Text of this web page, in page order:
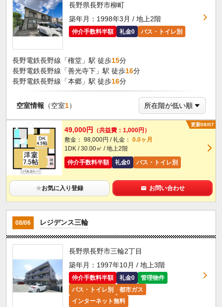
長野県長野市柳町
築年月：1998年3月 / 地上2階
仲介手数料半額 礼金0 バス・トイレ別
長野電鉄長野線「権堂」駅 徒歩15分
長野電鉄長野線「善光寺下」駅 徒歩16分
長野電鉄長野線「本郷」駅 徒歩16分
空室情報 （空室1）
更新08/07
49,000円
（共益費：1,000円）
敷金： 98,000円 / 礼金： 0.0ヶ月
1DK / 30.00㎡ / 地上2階
仲介手数料半額
礼金0 バス・トイレ別
★お気に入り登録 お問い合わせ
08/06 レジデンス三輪
長野県長野市三輪2丁目
築年月：1997年10月 / 地上3階
仲介手数料半額 礼金0
管理物件
バス・トイレ別
都市ガス
インターネット無料